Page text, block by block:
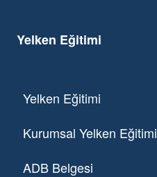
Yelken Eğitimi
Yelken Eğitimi
Kurumsal Yelken Eğitimi
ADB Belgesi